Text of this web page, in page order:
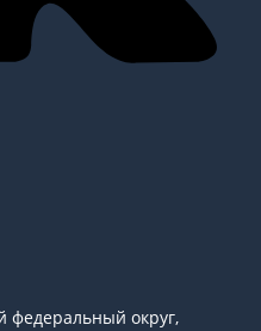
федеральный округ,